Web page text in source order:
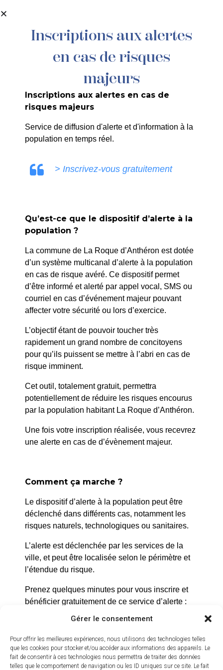
Gérer le consentement
Pour offrir les meilleures expériences, nous utilisons des technologies telles
que les cookies pour stocker et/ou accéder aux informations des appareils. Le
fait de consentir à ces technologies nous permettra de traiter des données
telles que le comportement de navigation ou les ID uniques sur ce site. Le fait
principal
Loto
Accueil>Agenda>Loto
Loto de l'amicale du
CCFF
Ouverture des portes à
14h
Salle des Fêtes
8 février 2026
Inscriptions aux alertes
en cas de risques
majeurs
Inscriptions aux alertes en cas de
risques majeurs
Service de diffusion d'alerte et d'information à la
population en temps réel.
> Inscrivez-vous gratuitement
Qu’est-ce que le dispositif d’alerte à la
population ?
La commune de La Roque d’Anthéron est dotée
d’un système multicanal d’alerte à la population
en cas de risque avéré. Ce dispositif permet
d’être informé et alerté par appel vocal, SMS ou
courriel en cas d’événement majeur pouvant
affecter votre sécurité ou lors d’exercice.
L’objectif étant de pouvoir toucher très
rapidement un grand nombre de concitoyens
pour qu’ils puissent se mettre à l’abri en cas de
risque imminent.
Cet outil, totalement gratuit, permettra
potentiellement de réduire les risques encourus
par la population habitant La Roque d’Anthéron.
Une fois votre inscription réalisée, vous recevrez
une alerte en cas de d’évènement majeur.
Comment ça marche ?
Le dispositif d’alerte à la population peut être
déclenché dans différents cas, notamment les
risques naturels, technologiques ou sanitaires.
L’alerte est déclenchée par les services de la
ville, et peut être localisée selon le périmètre et
l’étendue du risque.
Prenez quelques minutes pour vous inscrire et
bénéficier gratuitement de ce service d’alerte :
https://inscription.cedralis.com/
Comment sont utilisées les données